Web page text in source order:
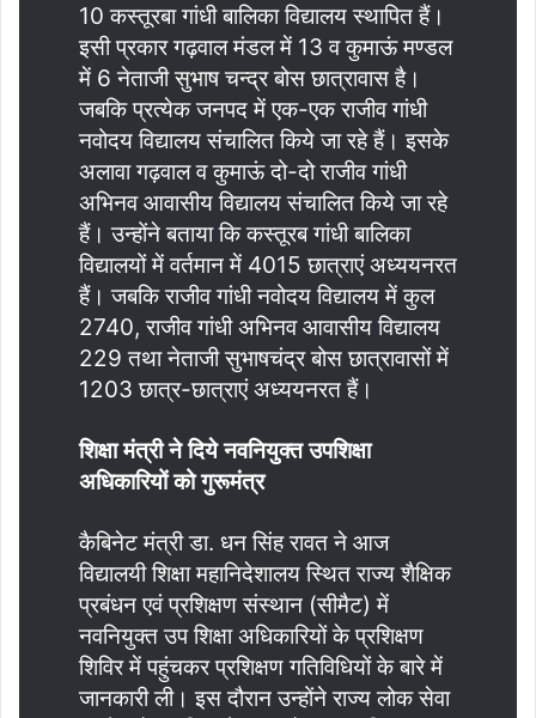
10 कस्तूरबा गांधी बालिका विद्यालय स्थापित हैं।
इसी प्रकार गढ़वाल मंडल में 13 व कुमाऊं मण्डल
में 6 नेताजी सुभाष चन्द्र बोस छात्रावास है।
जबकि प्रत्येक जनपद में एक-एक राजीव गांधी
नवोदय विद्यालय संचालित किये जा रहे हैं। इसके
अलावा गढ़वाल व कुमाऊं दो-दो राजीव गांधी
अभिनव आवासीय विद्यालय संचालित किये जा रहे
हैं। उन्होंने बताया कि कस्तूरब गांधी बालिका
विद्यालयों में वर्तमान में 4015 छात्राएं अध्ययनरत
हैं। जबकि राजीव गांधी नवोदय विद्यालय में कुल
2740, राजीव गांधी अभिनव आवासीय विद्यालय
229 तथा नेताजी सुभाषचंद्र बोस छात्रावासों में
1203 छात्र-छात्राएं अध्ययनरत हैं।
शिक्षा मंत्री ने दिये नवनियुक्त उपशिक्षा
अधिकारियों को गुरूमंत्र
कैबिनेट मंत्री डा. धन सिंह रावत ने आज
विद्यालयी शिक्षा महानिदेशालय स्थित राज्य शैक्षिक
प्रबंधन एवं प्रशिक्षण संस्थान (सीमैट) में
नवनियुक्त उप शिक्षा अधिकारियों के प्रशिक्षण
शिविर में पहुंचकर प्रशिक्षण गतिविधियों के बारे में
जानकारी ली। इस दौरान उन्होंने राज्य लोक सेवा